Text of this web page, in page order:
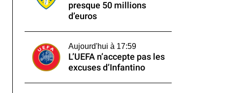
presque 50 millions
d’euros
Aujourd'hui à 17:59
L’UEFA n’accepte pas les
excuses d’Infantino